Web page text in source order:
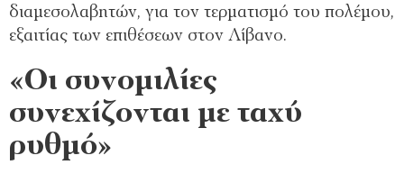
διαμεσολαβητών, για τον τερματισμό του πολέμου,
εξαιτίας των επιθέσεων στον Λίβανο.
«Οι συνομιλίες
συνεχίζονται με ταχύ
ρυθμό»